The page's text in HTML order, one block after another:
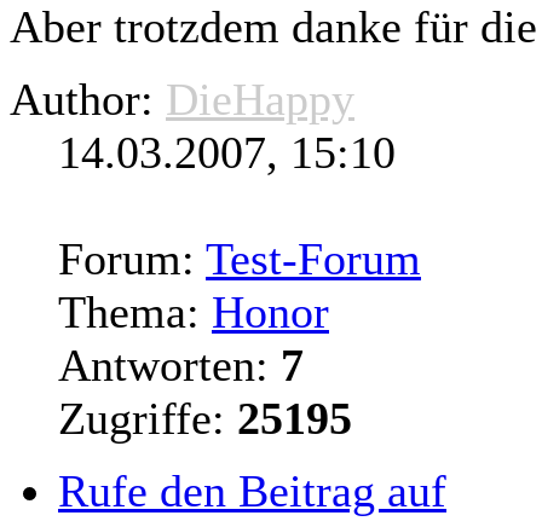
Aber trotzdem danke für
Author: DieHappy
14.03.2007, 15:10
Forum: Test-Forum
Thema: Honor
Antworten: 7
Zugriffe: 25195
Rufe den Beitrag auf